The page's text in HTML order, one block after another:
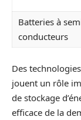
Batteries à
conducteurs
Des
jouent un rôle
de stockage
efficace de la